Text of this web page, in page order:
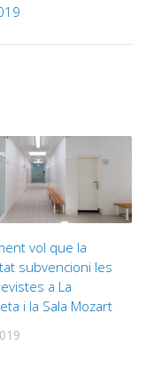
vol que la
subvencioni les
a La
i la Sala Mozart